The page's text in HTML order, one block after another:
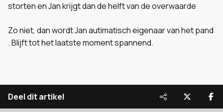
storten en Jan krijgt dan de helft van de overwaarde
Zo niet, dan wordt Jan autimatisch eigenaar van het pand
. Blijft tot het laatste moment spannend.
Deel dit artikel